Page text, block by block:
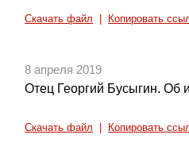
Скачать файл Копировать
8 апреля 2019
Отец Георгий Бусыгин.
Скачать файл Копировать